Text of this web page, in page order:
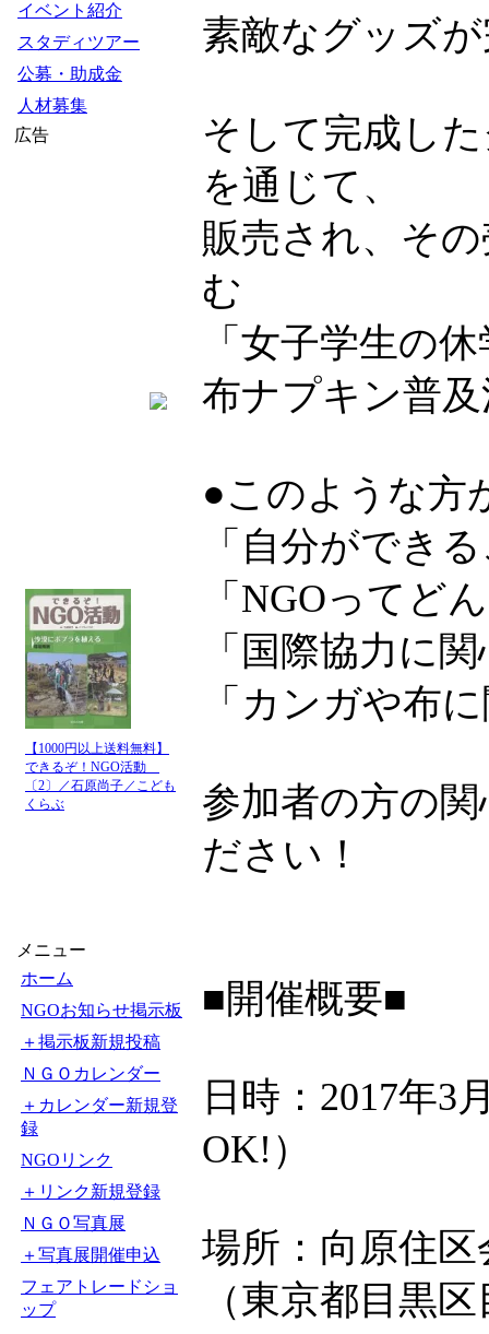
イベント紹介
スタディツアー
公募・助成金
人材募集
広告
【1000円以上送料無料】
できるぞ！NGO活動
〔2〕／石原尚子／こども
くらぶ
メニュー
ホーム
NGOお知らせ掲示板
＋掲示板新規投稿
ＮＧＯカレンダー
＋カレンダー新規登
録
NGOリンク
＋リンク新規登録
ＮＧＯ写真展
＋写真展開催申込
フェアトレードショ
ップ
素敵なグッズ
そして完成し
を通じて、
販売され、そ
む
「女子学生の
布ナプキン普
●このような方
「自分ができ
「NGOってど
「国際協力に
「カンガや布
参加者の方の
ださい！
■開催概要■
日時：2017年3
OK!）
場所：向原住
（東京都目黒